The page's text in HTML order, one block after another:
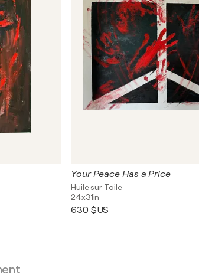
Your Peace Has a Price
Huile sur Toile
24x31in
630 $US